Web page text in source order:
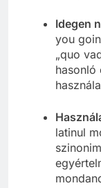
Idegen
you
„quo
hasonló
latinul